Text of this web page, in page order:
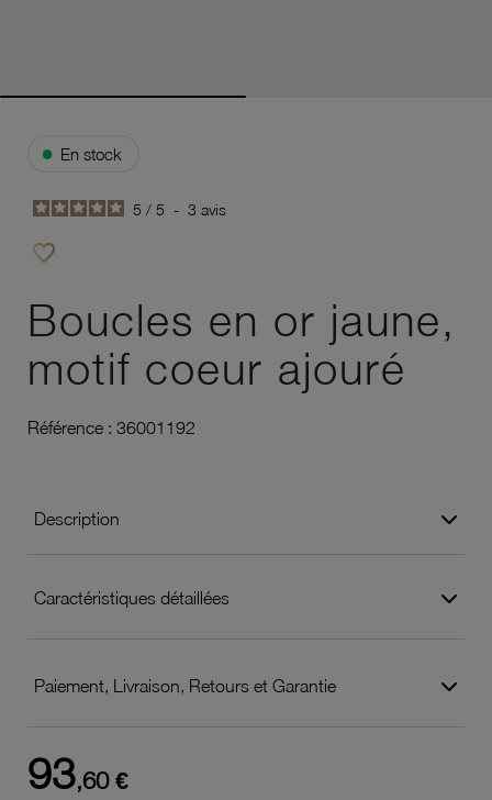
● En stock
5 / 5 - 3 avis
favorite_border
Boucles en or jaune,
motif coeur ajouré
Référence : 36001192
Description
Caractéristiques détaillées
Paiement, Livraison, Retours et Garantie
93,60 €